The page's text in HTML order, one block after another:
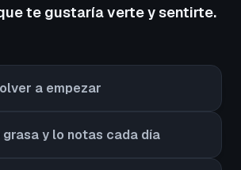
te gustaría verte y sentirte.
a empezar
grasa y lo notas cada día